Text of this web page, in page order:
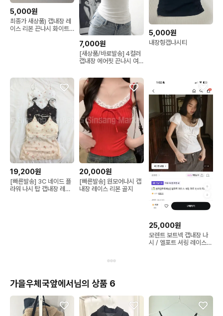
5,000원
최종가 새상품) 캡내장 레
이스 리본 끈나시 화이트
7,000원
[새상품/바로발송] 4컬러
캡내장 에어핏 끈나시 여
5,000원
내장형캡나시티
19,200원
[빠른발송] 3C 네이드 플
라워 나시 탑 캡내장 레이
20,000원
[빠른발송] 원모어나시 캡
내장 레이스 리본 골지
25,000원
모렌트 보트넥 캡내장 나
시 / 엘포트 셔링 레이스탑
가을우체국앞에서님의 상품 6